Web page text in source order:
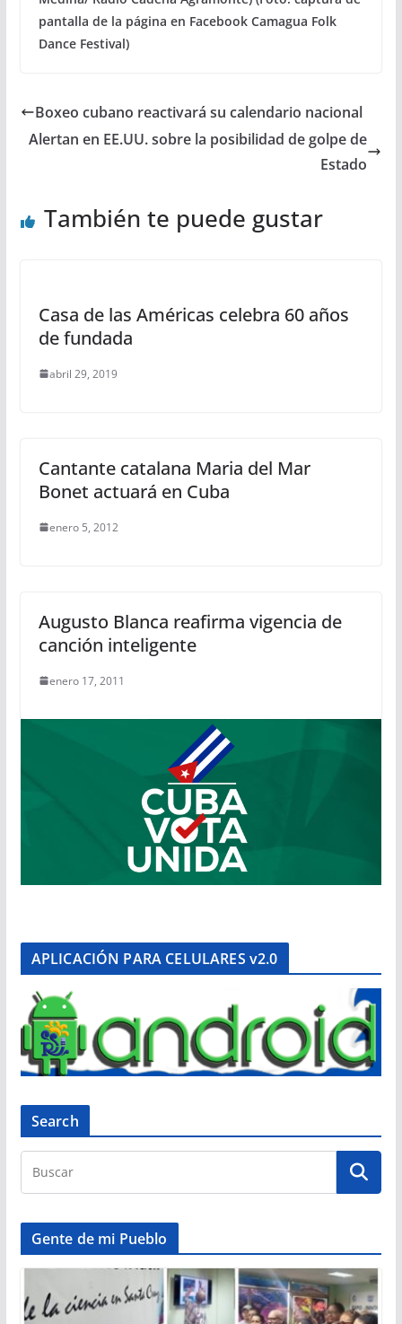
pantalla de la página en Facebook Camagua Folk
Dance Festival)
Boxeo cubano reactivará su calendario nacional
Alertan en EE.UU. sobre la posibilidad de golpe de
Estado
También te puede gustar
Casa de las Américas celebra 60 años
de fundada
abril 29, 2019
Cantante catalana Maria del Mar
Bonet actuará en Cuba
enero 5, 2012
Augusto Blanca reafirma vigencia de
canción inteligente
enero 17, 2011
APLICACIÓN PARA CELULARES v2.0
Search
Gente de mi Pueblo